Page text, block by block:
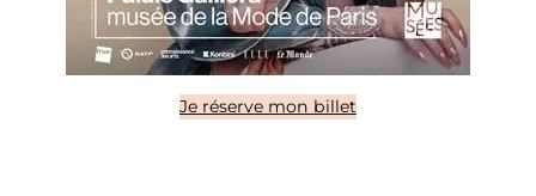
Je réserve mon billet